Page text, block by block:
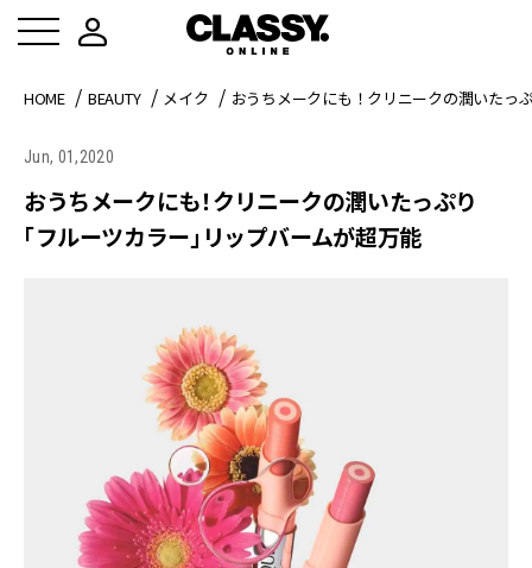
HOME BEAUTY メイク おうちメークにも！クリニークの潤いたっ
Jun, 01,2020
おうちメークにも！クリニークの潤いたっぷり
「フルーツカラー」リップバームが超万能